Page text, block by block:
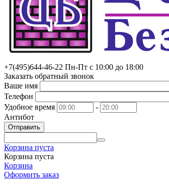
+7(495)644-46-22 Пн-Пт с 10:00 до 18:00
Заказать обратный звонок
Ваше имя
Телефон
Удобное время
-
Антибот
Отправить
Корзина пуста
Корзина пуста
Корзина
Оформить заказ